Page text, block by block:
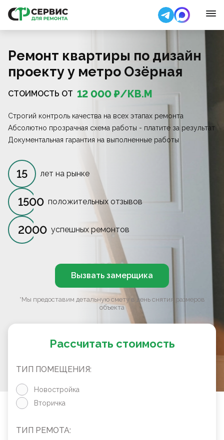
Ремонт квартиры по дизайн
проекту у метро Озёрная
СТОИМОСТЬ ОТ 12 000 ₽/КВ.М
Строгий контроль качества на всех этапах ремонта
Абсолютно прозрачная схема работы - платите за результат
Документальная гарантия на выполненные работы
15 лет на рынке
1500 положительных отзывов
2000 успешных ремонтов
Вызвать замерщика
*Мы предоставим детальную смету в день снятия размеров
объекта
Рассчитать стоимость
ТИП ПОМЕЩЕНИЯ:
Новостройка
Вторичка
ТИП РЕМОТА: